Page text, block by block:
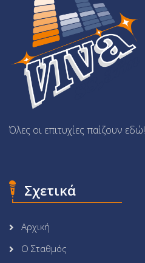
Όλες οι επιτυχίες παίζουν εδώ!
Σχετικά
Αρχική
Ο Σταθμός